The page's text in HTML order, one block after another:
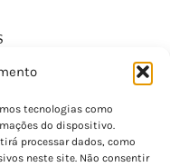
tecnologias como
do dispositivo.
processar dados, como
neste site. Não consentir